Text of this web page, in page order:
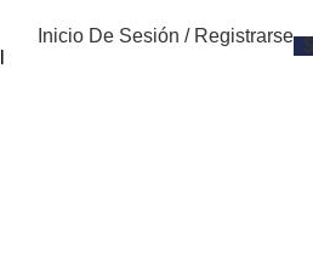
Inicio De Sesión / Registrarse $